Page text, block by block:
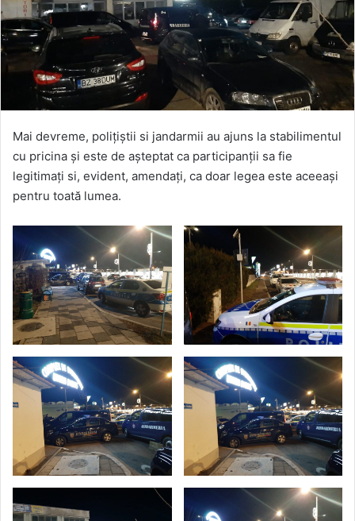
Mai devreme, polițiștii si jandarmii au ajuns la stabilimentul
cu pricina și este de așteptat ca participanții sa fie
legitimați si, evident, amendați, ca doar legea este aceeași
pentru toată lumea.